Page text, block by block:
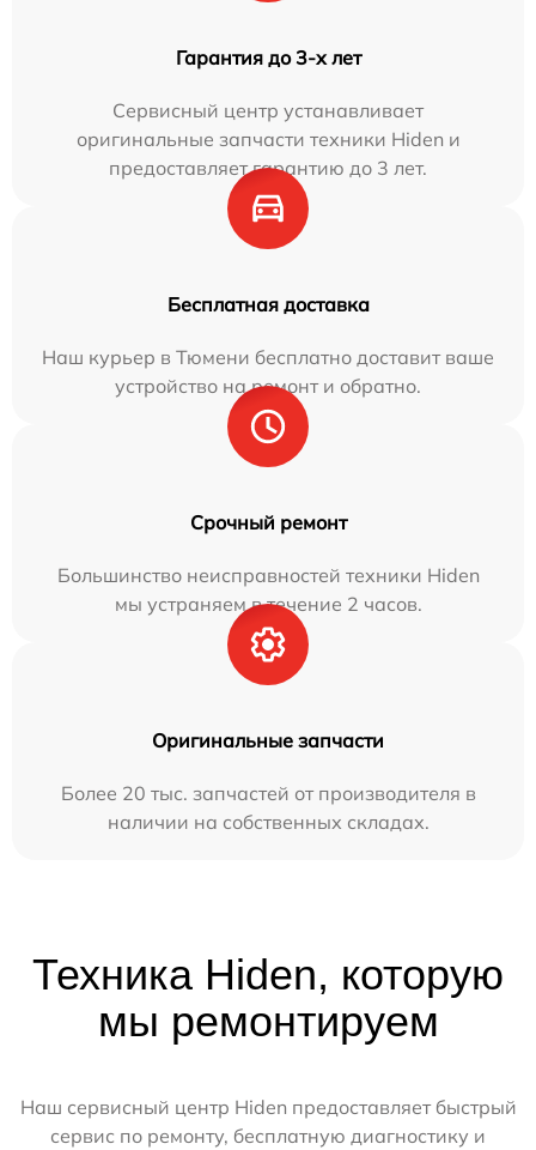
Гарантия до 3-х лет
Сервисный центр устанавливает
оригинальные запчасти техники Hiden и
предоставляет гарантию до 3 лет.
Бесплатная доставка
Наш курьер в Тюмени бесплатно доставит ваше
устройство на ремонт и обратно.
Срочный ремонт
Большинство неисправностей техники Hiden
мы устраняем в течение 2 часов.
Оригинальные запчасти
Более 20 тыс. запчастей от производителя в
наличии на собственных складах.
Техника Hiden, которую
мы ремонтируем
Наш сервисный центр Hiden предоставляет быстрый
сервис по ремонту, бесплатную диагностику и